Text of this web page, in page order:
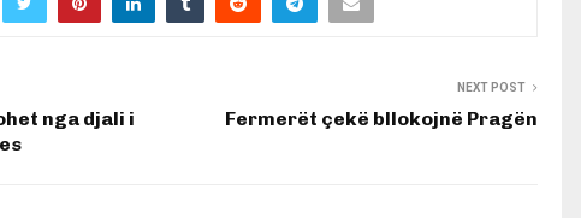
nga djali i
NEXT POST
Fermerët çekë bllokojnë Pragën